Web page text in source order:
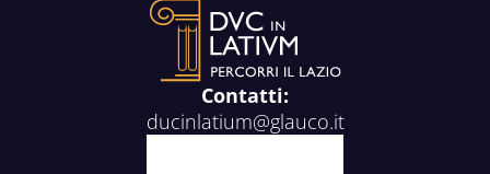
Contatti:
ducinlatium@glauco.it